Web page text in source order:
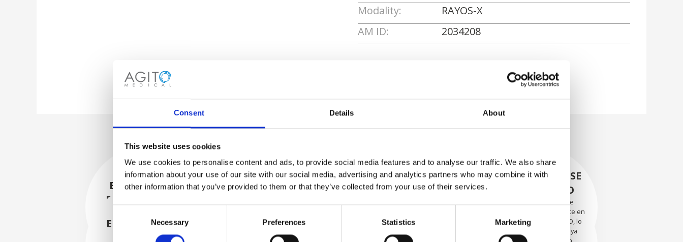
Consent Details About
This website uses cookies
We use cookies to personalise content and ads, to provide social media features and to analyse our traffic. We also share
information about your use of our site with our social media, advertising and analytics partners who may combine it with
other information that you’ve provided to them or that they’ve collected from your use of their services.
Necessary Preferences Statistics Marketing
Modality:
RAYOS-X
AM ID:
2034208
Proceso y
EVALUACIÓN
EXHAUSTIVA
RECUPERÁNDOSE
CON CUIDADO
Las piezas utilizables se
recuperan meticulosamente en
un entorno seguro de ESD, lo
que garantiza que no haya
INTERNAMENTE
Todas las piezas se prueban
rigurosamente en nuestras
garantizar que la funcionalidad
las especificaciones OEM
EMBALADO DE
FORMA SEGURA
empaqueta de forma segura
ENVIAMOS CON
CONFIANZA